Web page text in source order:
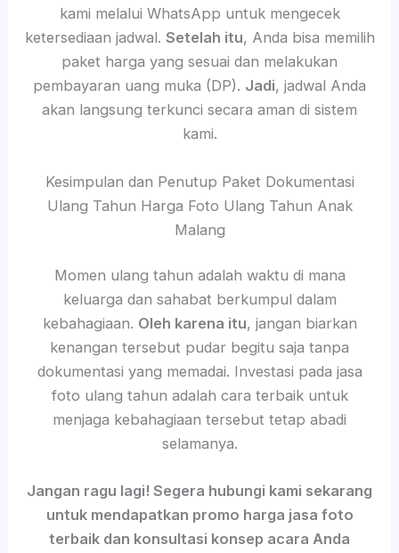
kami melalui WhatsApp untuk mengecek
ketersediaan jadwal. Setelah itu, Anda bisa memilih
paket harga yang sesuai dan melakukan
pembayaran uang muka (DP). Jadi, jadwal Anda
akan langsung terkunci secara aman di sistem
kami.
Kesimpulan dan Penutup Paket Dokumentasi
Ulang Tahun Harga Foto Ulang Tahun Anak
Malang
Momen ulang tahun adalah waktu di mana
keluarga dan sahabat berkumpul dalam
kebahagiaan. Oleh karena itu, jangan biarkan
kenangan tersebut pudar begitu saja tanpa
dokumentasi yang memadai. Investasi pada jasa
foto ulang tahun adalah cara terbaik untuk
menjaga kebahagiaan tersebut tetap abadi
selamanya.
Jangan ragu lagi! Segera hubungi kami sekarang
untuk mendapatkan promo harga jasa foto
terbaik dan konsultasi konsep acara Anda